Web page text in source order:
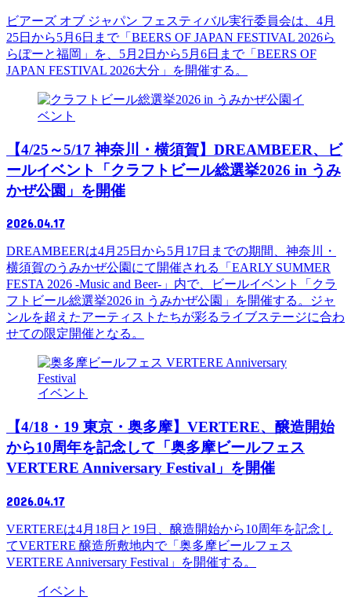
ビアーズ オブ ジャパン フェスティバル実行委員会は、4月
25日から5月6日まで「BEERS OF JAPAN FESTIVAL 2026ら
らぽーと福岡」を、5月2日から5月6日まで「BEERS OF
JAPAN FESTIVAL 2026大分」を開催する。
イ
ベント
【4/25～5/17 神奈川・横須賀】DREAMBEER、ビ
ールイベント「クラフトビール総選挙2026 in うみ
かぜ公園」を開催
2026.04.17
DREAMBEERは4月25日から5月17日までの期間、神奈川・
横須賀のうみかぜ公園にて開催される「EARLY SUMMER
FESTA 2026 -Music and Beer-」内で、ビールイベント「クラ
フトビール総選挙2026 in うみかぜ公園」を開催する。ジャ
ンルを超えたアーティストたちが彩るライブステージに合わ
せての限定開催となる。
イベント
【4/18・19 東京・奥多摩】VERTERE、醸造開始
から10周年を記念して「奥多摩ビールフェス
VERTERE Anniversary Festival」を開催
2026.04.17
VERTEREは4月18日と19日、醸造開始から10周年を記念し
てVERTERE 醸造所敷地内で「奥多摩ビールフェス
VERTERE Anniversary Festival」を開催する。
イベント